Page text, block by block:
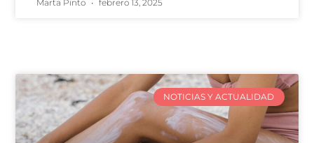
Marta Pinto febrero 13, 2025
NOTICIAS Y ACTUALIDAD